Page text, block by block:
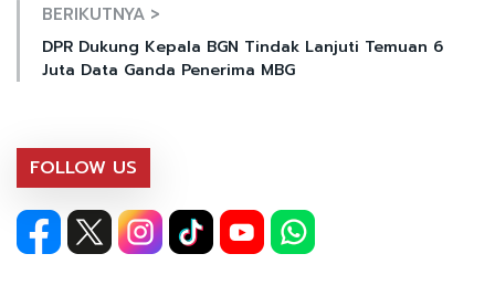
BERIKUTNYA >
DPR Dukung Kepala BGN Tindak Lanjuti Temuan 6
Juta Data Ganda Penerima MBG
FOLLOW US